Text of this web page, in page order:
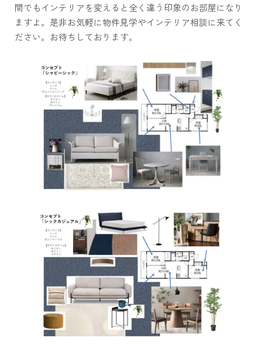
間でもインテリアを変えると全く違う印象のお部屋になり
ますよ。是非お気軽に物件見学やインテリア相談に来てく
ださい。お待ちしております。